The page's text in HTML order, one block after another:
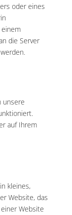
oder eines
die Server
unsere
auf Ihrem
kleines,
Website, das
Website